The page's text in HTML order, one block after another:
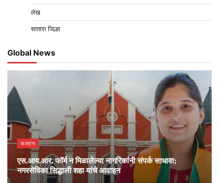
लेख
सातारा जिल्हा
Global News
फलटण
एस.आय.आर. फॉर्म न मिळालेल्या नागरिकांनी संपर्क साधावा;
नगरसेविका सिद्धाली शहा यांचे आवाहन